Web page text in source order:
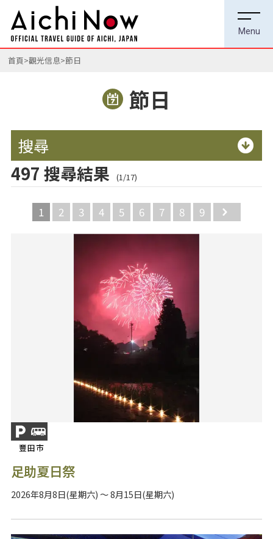
首頁 觀光信息 節日
節日
搜尋
497 搜尋結果 (1/17)
1 2 3 4 5 6 7 8 9
豐田市
足助夏日祭
2026年8月8日(星期六) ～ 8月15日(星期六)